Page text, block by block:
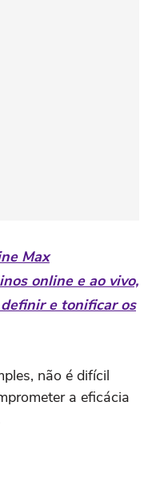
Max
online e ao vivo,
e tonificar os
não é difícil
a eficácia